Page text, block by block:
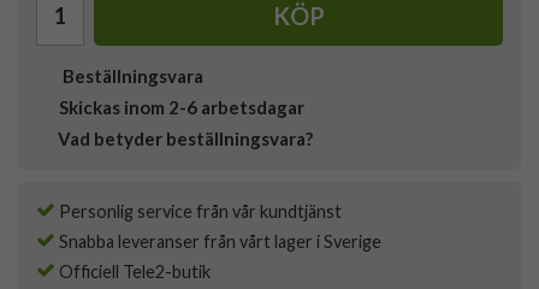
KÖP
Beställningsvara
Skickas inom 2-6 arbetsdagar
Vad betyder beställningsvara?
Personlig service från vår kundtjänst
Snabba leveranser från vårt lager i Sverige
Officiell Tele2-butik